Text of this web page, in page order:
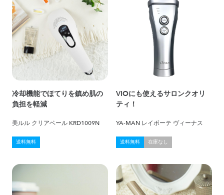
冷却機能でほてりを鎮め肌の
負担を軽減
美ルル クリアベール KRD1009N
送料無料
VIOにも使えるサロンクオリ
ティ！
YA-MAN レイボーテ ヴィーナス
送料無料 在庫なし